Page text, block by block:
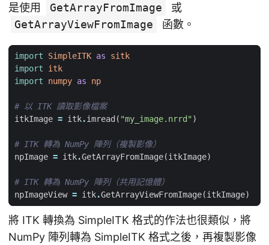
是使用
GetArrayFromImage
或
GetArrayViewFromImage
函數。
import SimpleITK as
sitk
import
itk
import
numpy as np
# 以 ITK 讀取影像檔案
itkImage = itk.imread ( "my_image.nrrd")
# ITK 轉為 NumPy 陣列（複製影像）
npImage = itk.GetArrayFromImage(itkImage)
# ITK 轉為 NumPy 陣列（共用記憶體）
npImageView = itk.GetArrayViewFromImage(itkImage)
將 ITK 轉換為 SimpleITK 格式的作法也很類似，將
NumPy 陣列轉為 SimpleITK 格式之後，再複製影像